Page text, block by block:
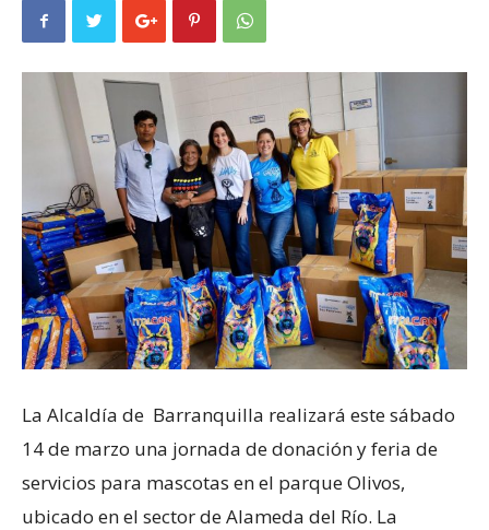
La Alcaldía de Barranquilla realizará este sábado
14 de marzo una jornada de donación y feria de
servicios para mascotas en el parque Olivos,
ubicado en el sector de Alameda del Río. La